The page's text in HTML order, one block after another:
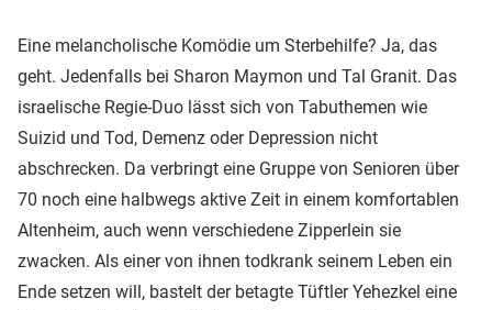
Eine melancholische Komödie um Sterbehilfe? Ja, das
geht. Jedenfalls bei Sharon Maymon und Tal Granit. Das
israelische Regie-Duo lässt sich von Tabuthemen wie
Suizid und Tod, Demenz oder Depression nicht
abschrecken. Da verbringt eine Gruppe von Senioren über
70 noch eine halbwegs aktive Zeit in einem komfortablen
Altenheim, auch wenn verschiedene Zipperlein sie
zwacken. Als einer von ihnen todkrank seinem Leben ein
Ende setzen will, bastelt der betagte Tüftler Yehezkel eine